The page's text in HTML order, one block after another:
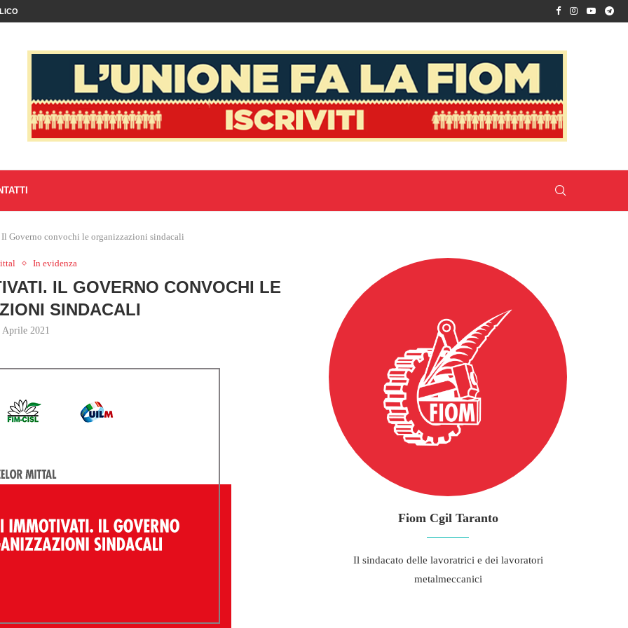
Governo convochi le organizzazioni sindacali
In evidenza
IL GOVERNO CONVOCHI LE
SINDACALI
Aprile 2021
Fiom Cgil Taranto
Il sindacato delle lavoratrici e dei lavoratori
metalmeccanici